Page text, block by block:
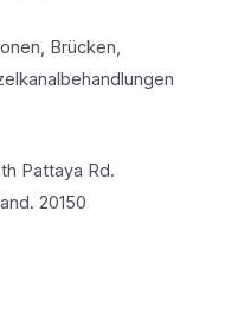
Brücken,
Pattaya Rd.
20150